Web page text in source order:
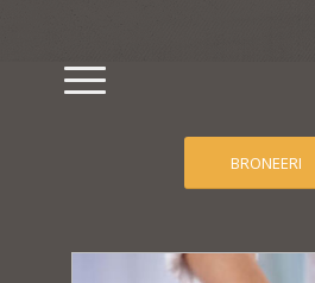
BRONEERI